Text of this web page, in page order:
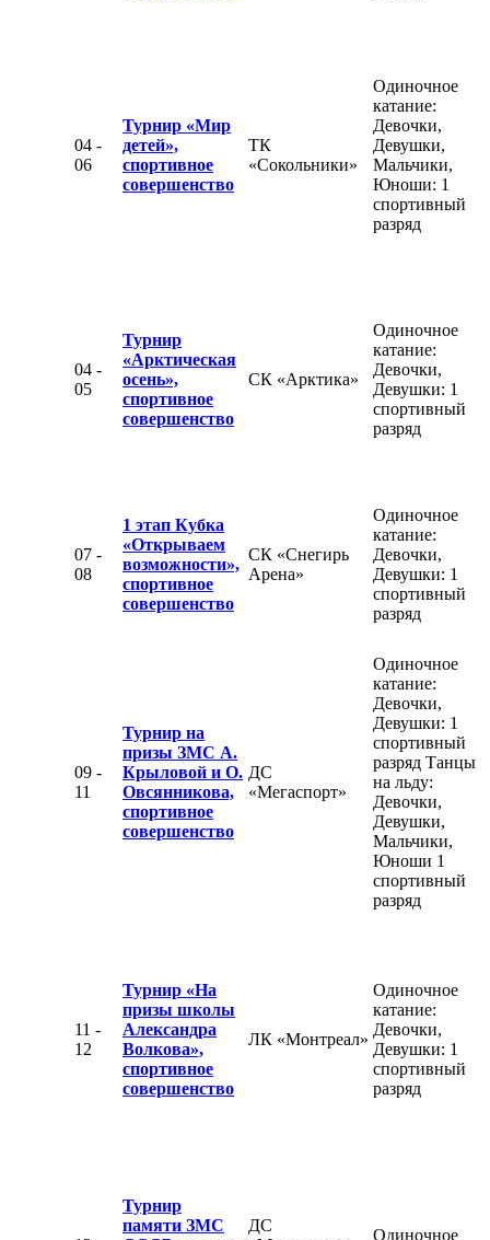
04 -
06
Турнир «Мир
детей»,
спортивное
совершенство
ТК
«Сокольники»
Одиночное
катание:
Девочки,
Девушки,
Мальчики,
Юноши: 1
спортивный
разряд
04 -
05
Турнир
«Арктическая
осень»,
спортивное
совершенство
СК «Арктика»
Одиночное
катание:
Девочки,
Девушки: 1
спортивный
разряд
07 -
08
1 этап Кубка
«Открываем
возможности»,
спортивное
совершенство
СК «Снегирь
Арена»
Одиночное
катание:
Девочки,
Девушки: 1
спортивный
разряд
09 -
11
Турнир на
призы ЗМС А.
Крыловой и О.
Овсянникова,
спортивное
совершенство
ДС
«Мегаспорт»
Одиночное
катание:
Девочки,
Девушки: 1
спортивный
разряд Танцы
на льду:
Девочки,
Девушки,
Мальчики,
Юноши 1
спортивный
разряд
11 -
12
Турнир «На
призы школы
Александра
Волкова»,
спортивное
совершенство
ЛК «Монтреал»
Одиночное
катание:
Девочки,
Девушки: 1
спортивный
разряд
Турнир
памяти ЗМС
ДС
Одиночное